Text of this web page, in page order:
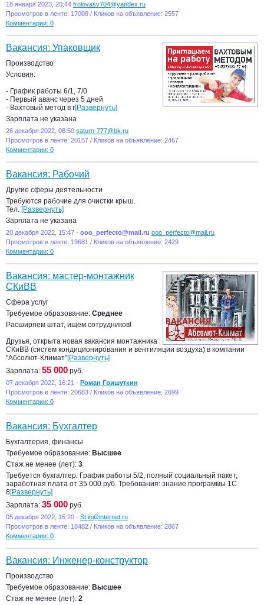
18 января 2023, 20:44 frolovasv704@yandex.ru
Просмотров в ленте: 17009 / Кликов на объявление: 2557
Комментарии: 0
Вакансия: Упаковщик
Производство
Условия:
- График работы 6/1, 7/0
- Первый аванс через 5 дней
- Вахтовый метод в г[Развернуть]
Зарплата не указана
26 декабря 2022, 08:50 saturn-777@bk.ru
Просмотров в ленте: 20157 / Кликов на объявление: 2467
Комментарии: 0
Вакансия: Рабочий
Другие сферы деятельности
Требуются рабочие для очистки крыш.
Тел. [Развернуть]
Зарплата не указана
20 декабря 2022, 15:47 - ooo_perfecto@mail.ru ooo_perfecto@mail.ru
Просмотров в ленте: 19681 / Кликов на объявление: 2429
Комментарии: 0
Вакансия: мастер-монтажник
СКиВВ
Сфера услуг
Требуемое образование: Среднее
Расширяем штат, ищем сотрудников!
Друзья, открыта новая вакансия монтажника
СКиВВ (систем кондиционирования и вентиляции воздуха) в компании
"Абсолют-Климат"[Развернуть]
Зарплата: 55 000 руб.
07 декабря 2022, 16:21 - Роман Гришуткин
Просмотров в ленте: 20683 / Кликов на объявление: 2699
Комментарии: 0
Вакансия: Бухгалтер
Бухгалтерия, финансы
Требуемое образование: Высшее
Стаж не менее (лет): 3
Требуется бухгалтер. График работы 5/2, полный социальный пакет,
заработная плата от 35 000 руб. Требования: знание программы 1С
8[Развернуть]
Зарплата: 35 000 руб.
05 декабря 2022, 15:20 - St.in@internet.ru
Просмотров в ленте: 18482 / Кликов на объявление: 2867
Комментарии: 0
Вакансия: Инженер-конструктор
Производство
Требуемое образование: Высшее
Стаж не менее (лет): 2